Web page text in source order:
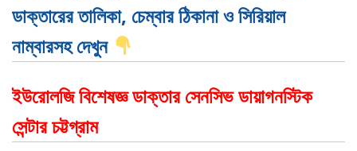
ডাক্তারের তালিকা, চেম্বার ঠিকানা ও সিরিয়াল
নাম্বারসহ দেখুন
ইউরোলজি বিশেষজ্ঞ ডাক্তার সেনসিভ ডায়াগনস্টিক
সেন্টার চট্টগ্রাম